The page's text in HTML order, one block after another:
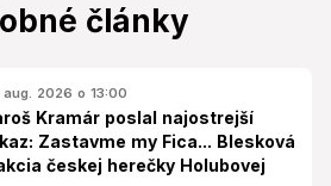
články
aug. 2026 o 13:00
Kramár poslal najostrejší
Zastavme my Fica... Blesková
českej herečky Holubovej